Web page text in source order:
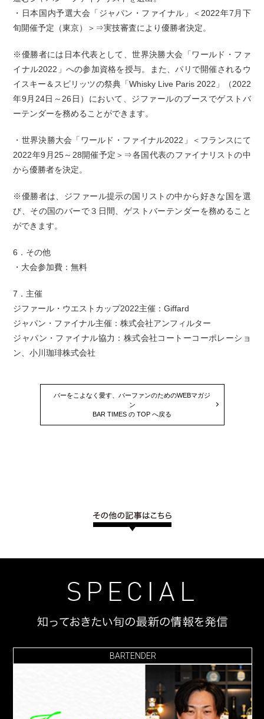
・日本国内予選大会「ジャパン・ファイナル」＜2022年7月下
旬開催予定（東京）＞⇒実技審査により優勝者決定。
※優勝者には日本代表として、世界決勝大会「ワールド・ファ
イナル2022」への参加資格を授与。また、パリで開催されるウ
イスキー＆スピリッツの祭典「Whisky Live Paris 2022」（2022
年9月24日～26日）において、ジファールのブースでゲストバ
ーテンダーを務めることができます。
・世界決勝大会「ワールド・ファイナル2022」＜フランスにて
2022年9月25～28開催予定＞⇒各国代表のファイナリストの中
から優勝者を決定。
※優勝者は、ジファール提示の国リストの中から好きな国を選
び、その国のバーで３日間、ゲストバーテンダーを務めること
ができます。
6．その他
・大会参加費：無料
7．主催
ジファール・ウエストカップ2022主催：Giffard
ジャパン・ファイナル主催：株式会社アンフィルター
ジャパン・ファイナル協力：株式会社コートーコーポレーショ
ン、小川珈琲株式会社
バーをこよなく愛す、バーファンのためのWEBマガジ
ン
BAR TIMES の TOP へ戻る
BARTENDER